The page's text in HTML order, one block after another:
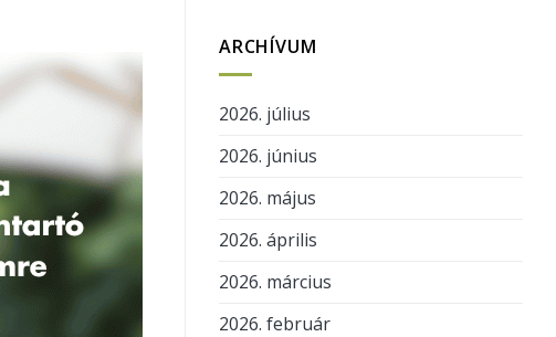
ARCHÍVUM
2026. július
2026. június
2026. május
2026. április
2026. március
2026. február